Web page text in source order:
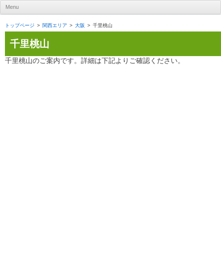
UR賃貸住宅ナビ
Menu
トップページ 関西エリア 大阪 千里桃山
千里桃山
千里桃山のご案内です。詳細は下記よりご確認ください。